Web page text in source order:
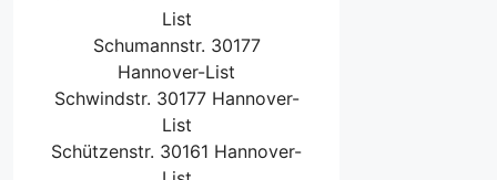
List
Schumannstr. 30177
Hannover-List
Schwindstr. 30177 Hannover-
List
Schützenstr. 30161 Hannover-